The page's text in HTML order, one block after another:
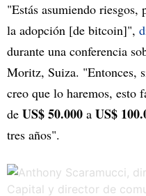
"Estás asumiendo riesgos,
la adopción [de bitcoin]",
durante una conferencia
Moritz, Suiza. "Entonces,
creo que lo haremos, esto
de US$ 50.000 a US$
tres años".